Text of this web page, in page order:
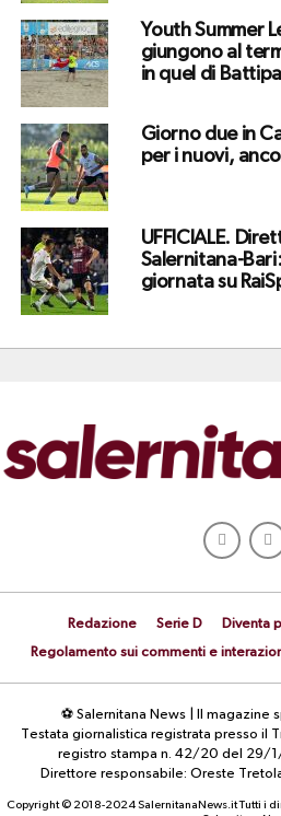
Youth Summer
giungono al
in quel di
Giorno due in
per i nuovi,
UFFICIALE.
Salernitana-
giornata su
Redazione Serie D Diventa
Regolamento sui commenti e
⚽ Salernitana News | Il magazine
Testata giornalistica registrata presso il
registro stampa n. 42/20 del 29/
Direttore responsabile: Oreste Tretola
Copyright © 2018-2024 SalernitanaNews.it Tutti i